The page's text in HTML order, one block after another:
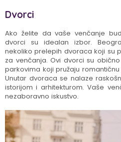
Dvorci
Ako želite da vaše venčanje
dvorci su idealan izbor.
nekoliko prelepih dvoraca koji su
za venčanja. Ovi dvorci su
parkovima koji pružaju
Unutar dvoraca se nalaze
istorijom i arhitekturom. Vaše
nezaboravno iskustvo.